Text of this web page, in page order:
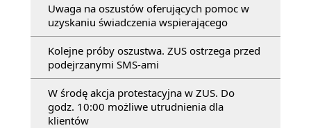
Uwaga na oszustów oferujących pomoc w
uzyskaniu świadczenia wspierającego
Kolejne próby oszustwa. ZUS ostrzega przed
podejrzanymi SMS-ami
W środę akcja protestacyjna w ZUS. Do
godz. 10:00 możliwe utrudnienia dla
klientów